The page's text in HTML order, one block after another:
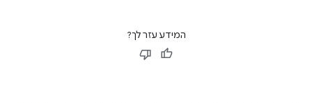
המידע עזר לך?